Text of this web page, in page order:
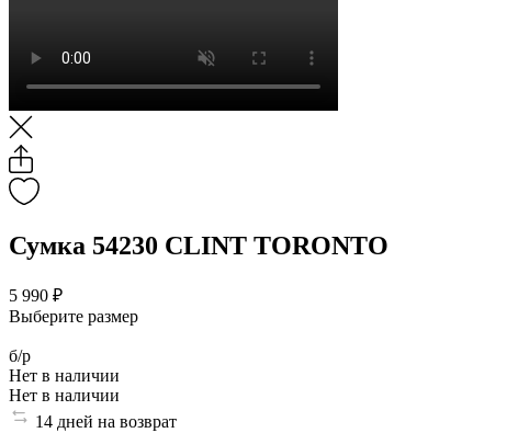
Сумка 54230 CLINT TORONTO
5 990 ₽
Выберите размер
б/р
Нет в наличии
Нет в наличии
14 дней на возврат